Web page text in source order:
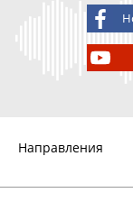
Направления